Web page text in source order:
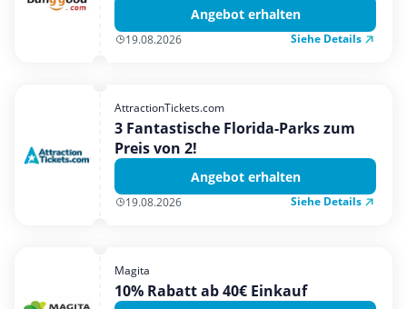
Angebot erhalten
19.08.2026 Siehe Details
AttractionTickets.com
3 Fantastische Florida-Parks zum
Preis von 2!
Angebot erhalten
19.08.2026 Siehe Details
Magita
10% Rabatt ab 40€ Einkauf